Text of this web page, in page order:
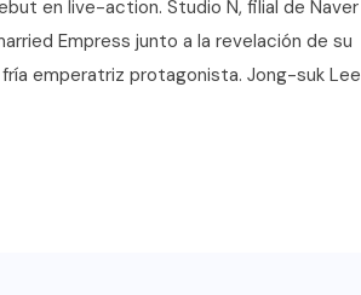
en live-action. Studio N, filial de Naver
Empress junto a la revelación de su
emperatriz protagonista. Jong-suk Lee